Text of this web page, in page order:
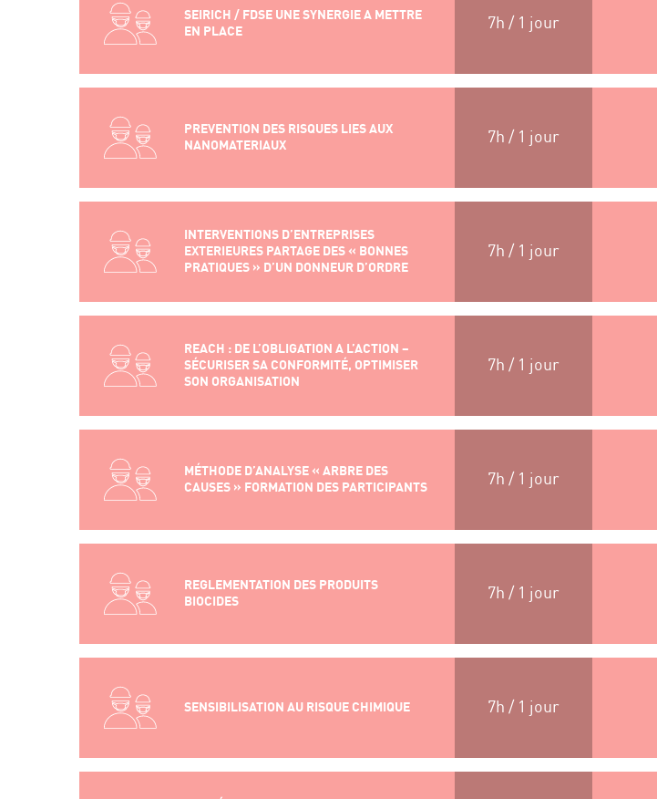
SEIRICH / FDSE UNE SYNERGIE A METTRE
EN PLACE
7h / 1 jour
PREVENTION DES RISQUES LIES AUX
NANOMATERIAUX
7h / 1 jour
INTERVENTIONS D’ENTREPRISES
EXTERIEURES PARTAGE DES « BONNES
PRATIQUES » D’UN DONNEUR D’ORDRE
7h / 1 jour
REACH : DE L’OBLIGATION A L’ACTION –
SÉCURISER SA CONFORMITÉ, OPTIMISER
SON ORGANISATION
7h / 1 jour
MÉTHODE D’ANALYSE « ARBRE DES
CAUSES » FORMATION DES PARTICIPANTS
7h / 1 jour
REGLEMENTATION DES PRODUITS
BIOCIDES
7h / 1 jour
SENSIBILISATION AU RISQUE CHIMIQUE 7h / 1 jour